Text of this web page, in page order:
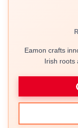
Eamon crafts
Irish roots